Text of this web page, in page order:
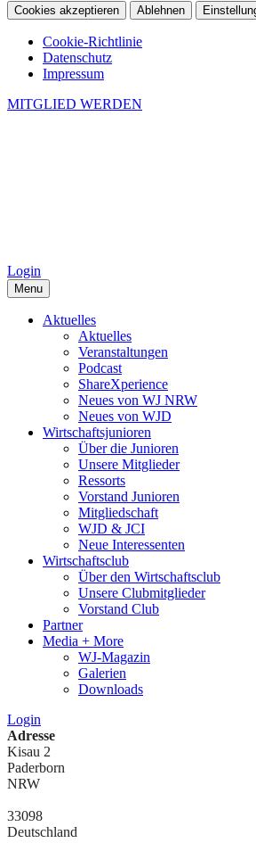
Cookies akzeptieren Ablehnen
Cookie-Richtlinie
Datenschutz
Impressum
MITGLIED WERDEN
Login
Menu
Aktuelles
Aktuelles
Veranstaltungen
Podcast
ShareXperience
Neues von WJ NRW
Neues von WJD
Wirtschaftsjunioren
Über die Junioren
Unsere Mitglieder
Ressorts
Vorstand Junioren
Mitgliedschaft
WJD & JCI
Neue Interessenten
Wirtschaftsclub
Über den Wirtschaftsclub
Unsere Clubmitglieder
Vorstand Club
Partner
Media + More
WJ-Magazin
Galerien
Downloads
Login
Adresse
Kisau 2
Paderborn
NRW
33098
Deutschland